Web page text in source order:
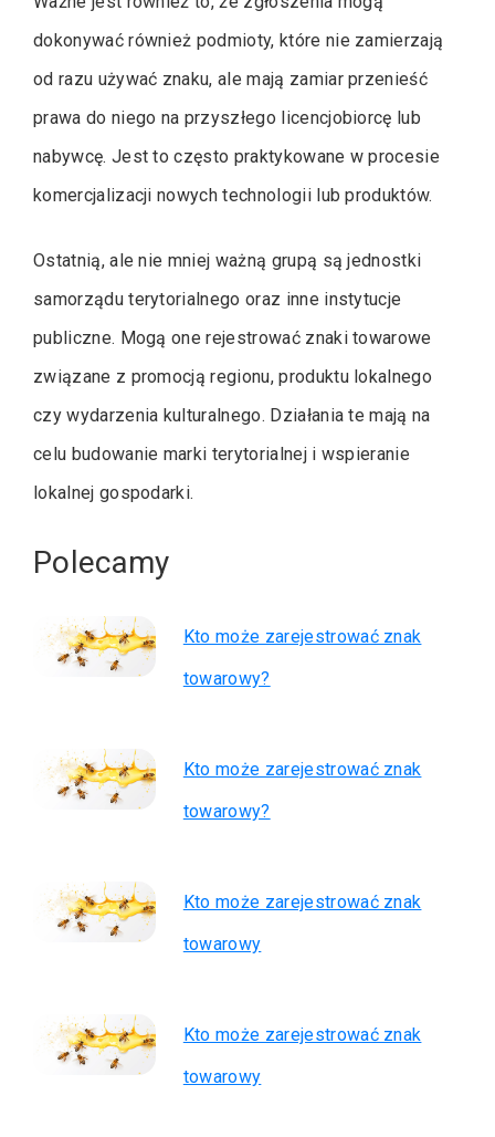
dokonywać również podmioty, które nie zamierzają
od razu używać znaku, ale mają zamiar przenieść
prawa do niego na przyszłego licencjobiorcę lub
nabywcę. Jest to często praktykowane w procesie
komercjalizacji nowych technologii lub produktów.
Ostatnią, ale nie mniej ważną grupą są jednostki
samorządu terytorialnego oraz inne instytucje
publiczne. Mogą one rejestrować znaki towarowe
związane z promocją regionu, produktu lokalnego
czy wydarzenia kulturalnego. Działania te mają na
celu budowanie marki terytorialnej i wspieranie
lokalnej gospodarki.
Polecamy
Kto może zarejestrować znak
towarowy?
Kto może zarejestrować znak
towarowy?
Kto może zarejestrować znak
towarowy
Kto może zarejestrować znak
towarowy